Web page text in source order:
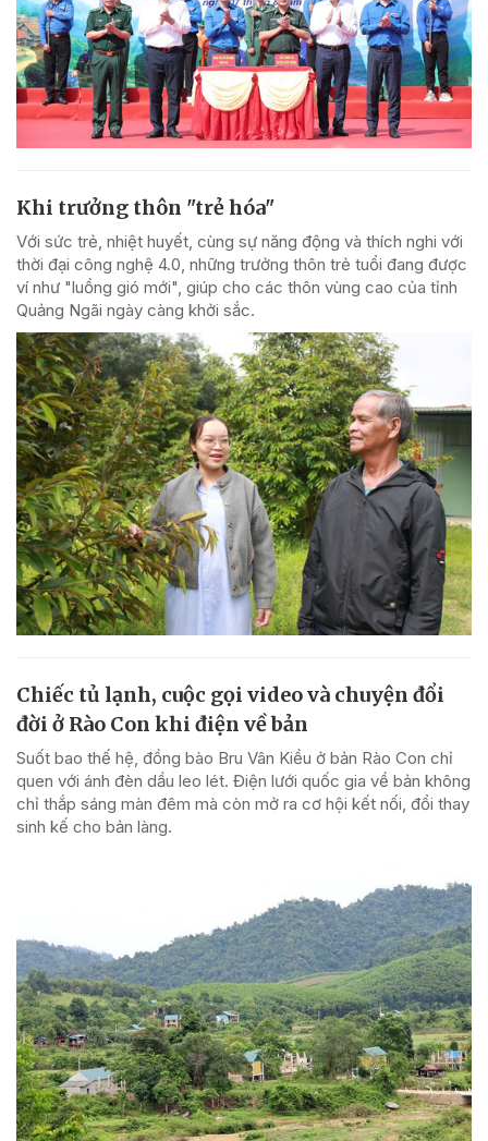
Khi trưởng thôn "trẻ hóa"
Với sức trẻ, nhiệt huyết, cùng sự năng động và thích nghi với
thời đại công nghệ 4.0, những trưởng thôn trẻ tuổi đang được
ví như "luồng gió mới", giúp cho các thôn vùng cao của tỉnh
Quảng Ngãi ngày càng khởi sắc.
Chiếc tủ lạnh, cuộc gọi video và chuyện đổi
đời ở Rào Con khi điện về bản
Suốt bao thế hệ, đồng bào Bru Vân Kiều ở bản Rào Con chỉ
quen với ánh đèn dầu leo lét. Điện lưới quốc gia về bản không
chỉ thắp sáng màn đêm mà còn mở ra cơ hội kết nối, đổi thay
sinh kế cho bản làng.